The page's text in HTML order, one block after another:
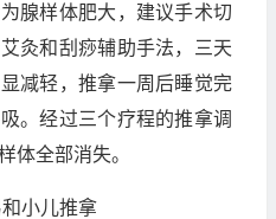
腺样体肥大，建议手术切
灸和刮痧辅助手法，三天
减轻，推拿一周后睡觉完
。经过三个疗程的推拿调
体全部消失。
小儿推拿